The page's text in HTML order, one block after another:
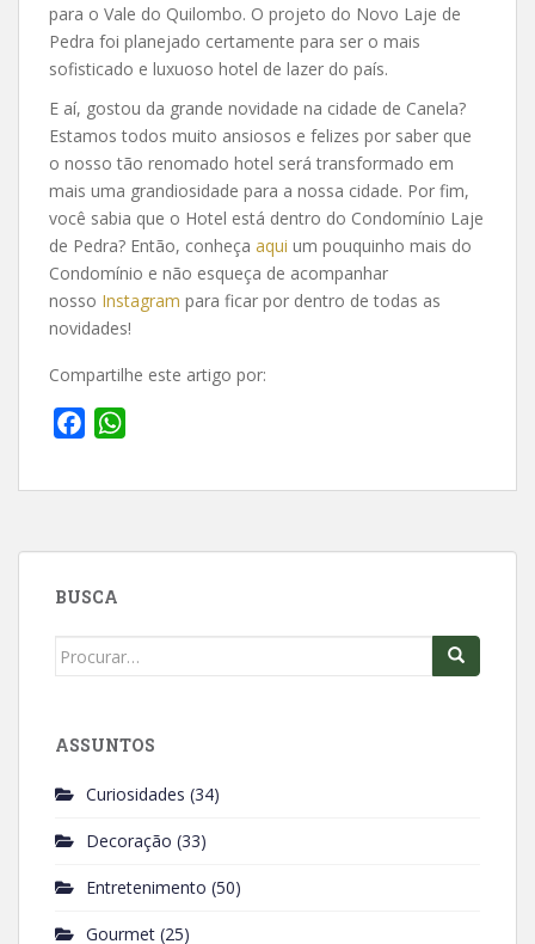
para o Vale do Quilombo. O projeto do Novo Laje de
Pedra foi planejado certamente para ser o mais
sofisticado e luxuoso hotel de lazer do país.
E aí, gostou da grande novidade na cidade de Canela?
Estamos todos muito ansiosos e felizes por saber que
o nosso tão renomado hotel será transformado em
mais uma grandiosidade para a nossa cidade. Por fim,
você sabia que o Hotel está dentro do Condomínio Laje
de Pedra? Então, conheça aqui um pouquinho mais do
Condomínio e não esqueça de acompanhar
nosso Instagram para ficar por dentro de todas as
novidades!
Compartilhe este artigo por:
c
b
o
a
s
BUSCA
Search
ASSUNTOS
Curiosidades (34)
Decoração (33)
Entretenimento (50)
Gourmet (25)